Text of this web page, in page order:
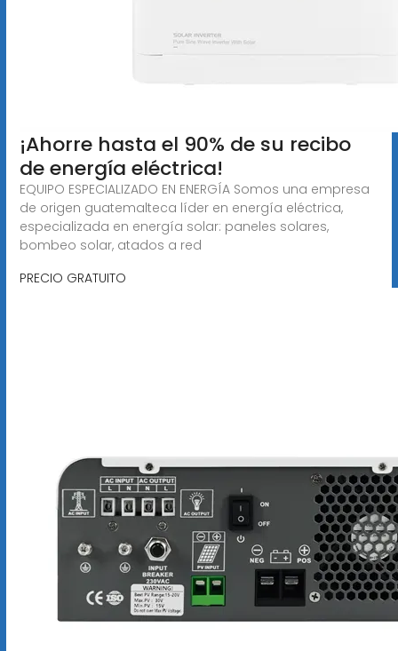
¡Ahorre hasta el 90% de su recibo
de energía eléctrica!
EQUIPO ESPECIALIZADO EN ENERGÍA Somos una empresa
de origen guatemalteca líder en energía eléctrica,
especializada en energía solar: paneles solares,
bombeo solar, atados a red
PRECIO GRATUITO